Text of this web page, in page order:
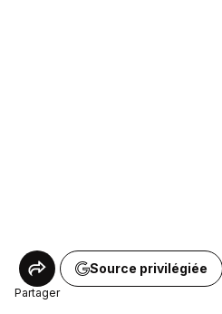
Partager
Source privilégiée